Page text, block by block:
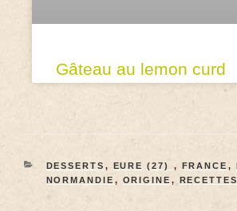
Gâteau au lemon curd
DESSERTS , EURE (27) , FRANCE ,
NORMANDIE , ORIGINE , RECETTES